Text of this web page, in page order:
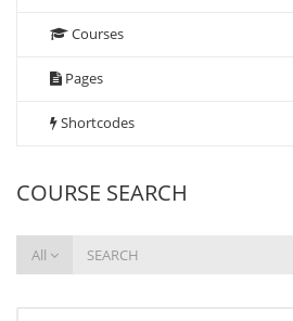
Courses
Pages
Shortcodes
COURSE SEARCH
All